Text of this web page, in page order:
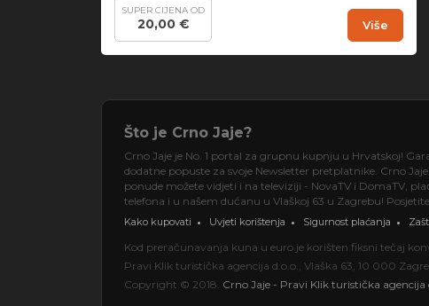
SUPER CIJENA OD
20,00 € Više
Što je Crno Jaje?
Crno Jaje je No. 1 portal za grupnu kupnju u Hrvatskoj!
dodatne popuste za svoje Newsletter pretplatnike. Crno
ponude možete vidjeti i na televiziji - NovaTV i DomaTV,
telefona i u našem dućanu u Vlaškoj 63 u Zagrebu!
Kako kupovati Uvjeti korištenja Sigurnost plaćanja
Kod preračunavanja kuna u euro je korišten fiksni tečaj
Pravi Klik turistička agencija d.o.o., Vlaška 63, 10 000
Copyright © 2018. Crno Jaje - Pravi Klik turistička agencija